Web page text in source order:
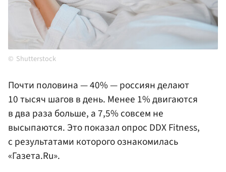
Shutterstock
Почти половина — 40% — россиян делают
10 тысяч шагов в день. Менее 1% двигаются
в два раза больше, а 7,5% совсем не
высыпаются. Это показал опрос DDX Fitness,
с результатами которого ознакомилась
«Газета.Ru».